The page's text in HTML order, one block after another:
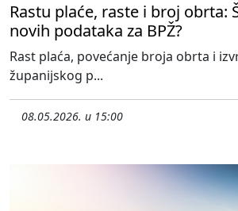
Rastu plaće, raste i broj obrta:
novih podataka za BPŽ?
Rast plaća, povećanje broja obrta i
županijskog p...
08.05.2026. u 15:00